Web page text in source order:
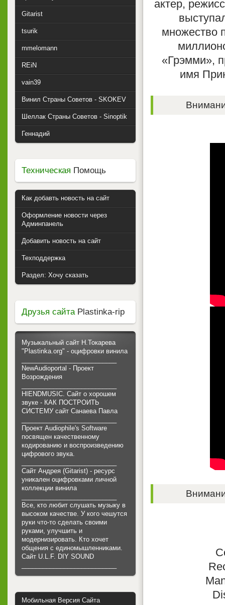
актер,
множество
«Грэмми»,
имя
Gitarist
tsurik
mmelomann
REiN
vain39
Винил Страны Советов - SKOKEV
Шеллак Страны Советов - Sinoptik
Геннадий
Техническая Помощь
Как добавть новость на сайт
Оформление новости через
Админпанель
Добавить новость на сайт
Техподдержка
Раздел: Хочу сказать
Друзья сайтаPlastinka-rip
Музыкальный сайт Н.Токарева
"Plastinka.org" - оцифровки винила
NewAudioportal - Проект
Возрождения
HIENDMUSIC. Сайт о хорошем
звуке - КАК ПОСТРОИТЬ
СИСТЕМУ сайт Санаева Павла
Проект Audiophile's Software
посвящен качественному
кодированию и воспроизведению
цифрового звука.
Сайт Андрея (Gitarist) - ресурс
уникален оцифровками личной
коллекции винила
Все, кто любит слушать музыку в
высоком качестве. У кого чешутся
руки что-то сделать своими
руками, улучшить и
модернизировать. Кто хочет
общения с единомышленниками.
Cайт U.L.F. DIY SOUND
Мобильная Версия Сайта